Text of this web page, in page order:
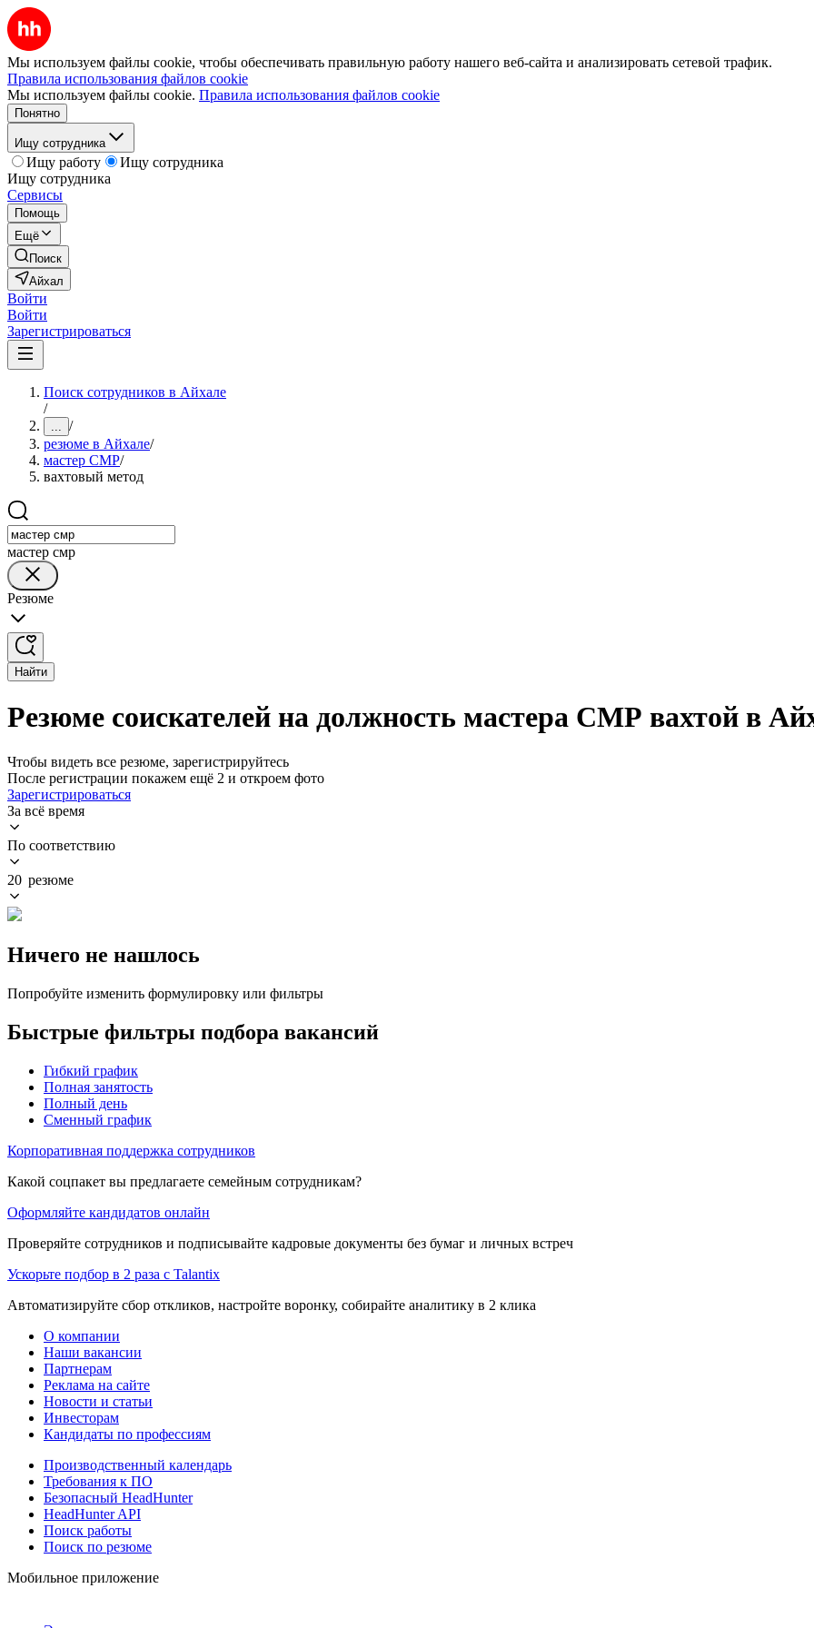
Мы используем файлы cookie, чтобы обеспечивать правильную работу нашего веб-сайта и анализировать сетевой трафик.
Правила использования файлов cookie
Мы используем файлы cookie. Правила использования файлов cookie
Понятно
Ищу сотрудника
Ищу работу
Ищу сотрудника
Ищу сотрудника
Сервисы
Помощь
Ещё
Поиск
Айхал
Войти
Войти
Зарегистрироваться
Поиск сотрудников в Айхале
/
... /
резюме в Айхале/
мастер СМР/
вахтовый метод
мастер смр
Резюме
Найти
Резюме соискателей на должность мастера СМР вахтой в
Чтобы видеть все резюме, зарегистрируйтесь
После регистрации покажем ещё 2 и откроем фото
Зарегистрироваться
За всё время
По соответствию
20 резюме
Ничего не нашлось
Попробуйте изменить формулировку или фильтры
Быстрые фильтры подбора вакансий
Гибкий график
Полная занятость
Полный день
Сменный график
Корпоративная поддержка сотрудников
Какой соцпакет вы предлагаете семейным сотрудникам?
Оформляйте кандидатов онлайн
Проверяйте сотрудников и подписывайте кадровые документы без бумаг и личных встреч
Ускорьте подбор в 2 раза с Talantix
Автоматизируйте сбор откликов, настройте воронку, собирайте аналитику в 2 клика
О компании
Наши вакансии
Партнерам
Реклама на сайте
Новости и статьи
Инвесторам
Кандидаты по профессиям
Производственный календарь
Требования к ПО
Безопасный HeadHunter
HeadHunter API
Поиск работы
Поиск по резюме
Мобильное приложение